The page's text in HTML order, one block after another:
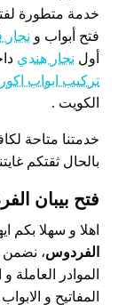
خدمة متطورة
فتح أبواب و نجار
أول نجار هندي
تركيب ابواب
الكويت .
خدمتنا متاحة
بالحال ثقتكم
فتح بيبان
اهلا و سهلا بكم
الفردوس،
الموادر العاملة
المفاتيح و